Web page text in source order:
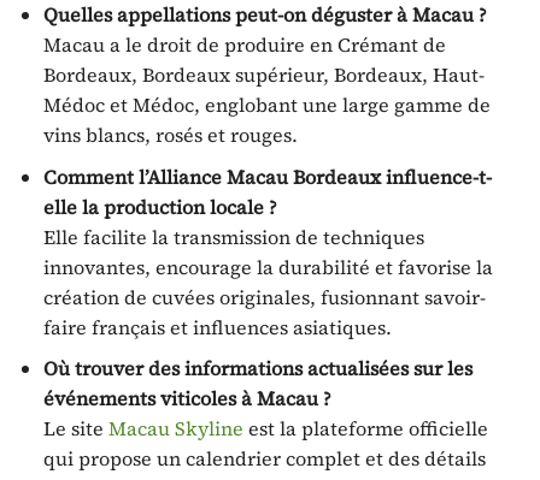
Quelles appellations peut-on déguster à Macau ?
Macau a le droit de produire en Crémant de
Bordeaux, Bordeaux supérieur, Bordeaux, Haut-
Médoc et Médoc, englobant une large gamme de
vins blancs, rosés et rouges.
Comment l’Alliance Macau Bordeaux influence-t-
elle la production locale ?
Elle facilite la transmission de techniques
innovantes, encourage la durabilité et favorise la
création de cuvées originales, fusionnant savoir-
faire français et influences asiatiques.
Où trouver des informations actualisées sur les
événements viticoles à Macau ?
Le site Macau Skyline est la plateforme officielle
qui propose un calendrier complet et des détails